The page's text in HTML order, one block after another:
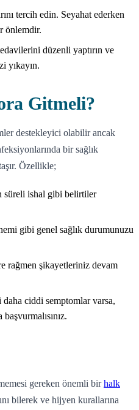
tercih edin. Seyahat ederken
önlemdir.
düzenli yaptırın ve
yıkayın.
Gitmeli?
destekleyici olabilir ancak
bir sağlık
Özellikle;
süreli ishal gibi belirtiler
gibi genel sağlık durumunuzu
rağmen şikayetleriniz devam
daha ciddi semptomlar varsa,
gereken önemli birhalk
bilerek ve hijyen kurallarına